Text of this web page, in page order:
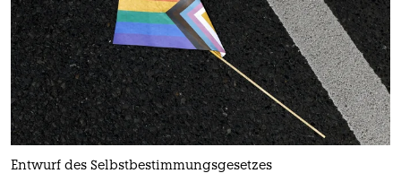
Entwurf des Selbstbestimmungsgesetzes